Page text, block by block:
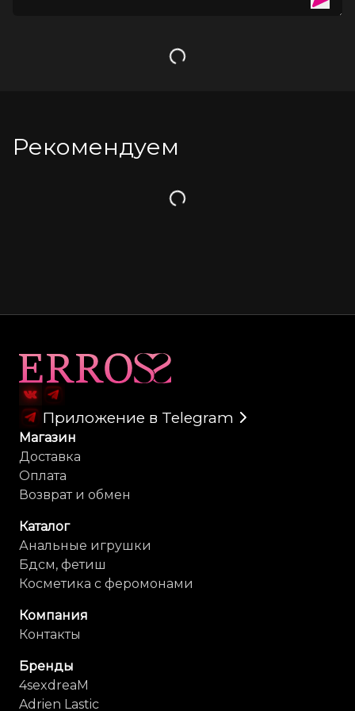
Загрузка
Рекомендуем
Загрузка
Приложение в Telegram
Магазин
Доставка
Оплата
Возврат и обмен
Каталог
Анальные игрушки
Бдсм, фетиш
Косметика с феромонами
Компания
Контакты
Бренды
4sexdreaM
Adrien Lastic
Карта сайта